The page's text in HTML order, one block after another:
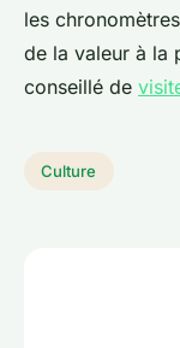
les
de la valeur à la
conseillé de
Culture